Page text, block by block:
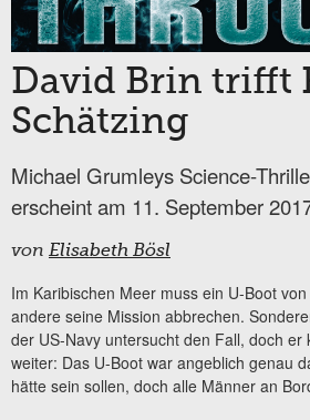
David Brin trifft
Schätzing
Michael Grumleys Science-
erscheint am 11. September
von Elisabeth Bösl
Im Karibischen Meer muss ein U-Boot
andere seine Mission abbrechen.
der US-Navy untersucht den Fall, doch er
weiter: Das U-Boot war angeblich genau
hätte sein sollen, doch alle Männer an